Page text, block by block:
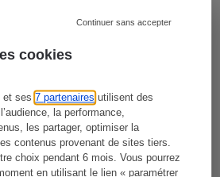
cookies
et ses7 partenaires utilisent des
la performance,
les partager, optimiser la
contenus provenant de sites tiers.
choix pendant 6 mois. Vous pourrez
en utilisant le lien « paramétrer
Continuer sans accepter
supermarchés propose le
géolocalisés
prix